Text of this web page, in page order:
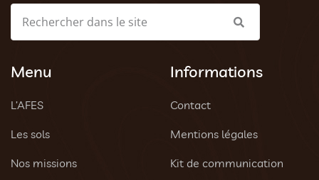
Menu
L’AFES
Les sols
Nos missions
Informations
Contact
Mentions légales
Kit de communication